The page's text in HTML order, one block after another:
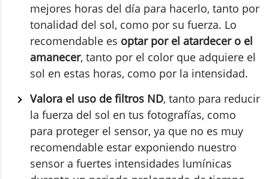
mejores horas del día para hacerlo, tanto por
tonalidad del sol, como por su fuerza. Lo
recomendable es optar por el atardecer o el
amanecer, tanto por el color que adquiere el
sol en estas horas, como por la intensidad.
Valora el uso de filtros ND, tanto para reducir
la fuerza del sol en tus fotografías, como
para proteger el sensor, ya que no es muy
recomendable estar exponiendo nuestro
sensor a fuertes intensidades lumínicas